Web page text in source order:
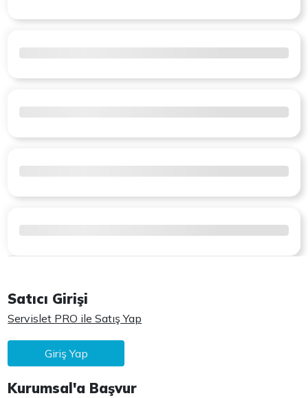
Satıcı Girişi
Servislet PRO ile Satış Yap
Giriş Yap
Kurumsal'a Başvur